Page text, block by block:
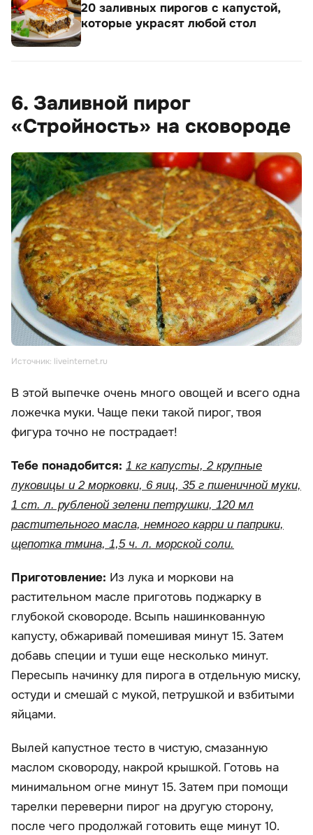
20 заливных пирогов с капустой,
которые украсят любой стол
6. Заливной пирог
«Стройность» на сковороде
Источник: liveinternet.ru
В этой выпечке очень много овощей и всего одна
ложечка муки. Чаще пеки такой пирог, твоя
фигура точно не пострадает!
Тебе понадобится: 1 кг капусты, 2 крупные
луковицы и 2 морковки, 6 яиц, 35 г пшеничной муки,
1 ст. л. рубленой зелени петрушки, 120 мл
растительного масла, немного карри и паприки,
щепотка тмина, 1,5 ч. л. морской соли.
Приготовление: Из лука и моркови на
растительном масле приготовь поджарку в
глубокой сковороде. Всыпь нашинкованную
капусту, обжаривай помешивая минут 15. Затем
добавь специи и туши еще несколько минут.
Пересыпь начинку для пирога в отдельную миску,
остуди и смешай с мукой, петрушкой и взбитыми
яйцами.
Вылей капустное тесто в чистую, смазанную
маслом сковороду, накрой крышкой. Готовь на
минимальном огне минут 15. Затем при помощи
тарелки переверни пирог на другую сторону,
после чего продолжай готовить еще минут 10.